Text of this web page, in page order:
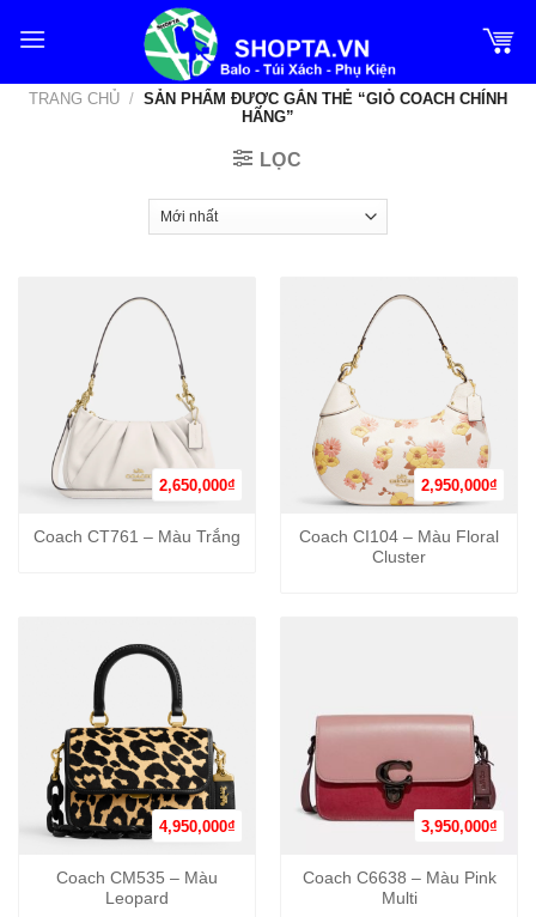
qua
dungTRANG CHỦ / SẢN PHẨM ĐƯỢC GẮN THẺ “GIỎ COACH CHÍNH
HÃNG”
LỌC
2,650,000₫
Coach CT761 – Màu Trắng
2,950,000₫
Coach CI104 – Màu Floral
Cluster
4,950,000₫
Coach CM535 – Màu
Leopard
3,950,000₫
Coach C6638 – Màu Pink
Multi